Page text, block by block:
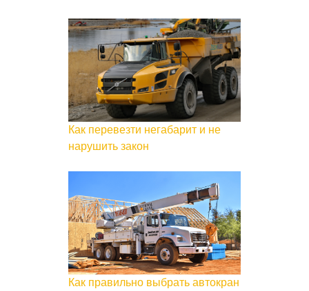
Как перевезти негабарит и не
нарушить закон
Как правильно выбрать автокран